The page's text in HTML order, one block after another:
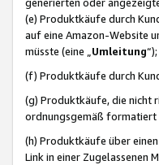
(e) Produktkäufe durch
auf eine Amazon-Website
müsste (eine „ Umleitung“);
(f) Produktkäufe durch
(g) Produktkäufe, die nicht
ordnungsgemäß formatiert
(h) Produktkäufe über
Link in einer Zugelassenen